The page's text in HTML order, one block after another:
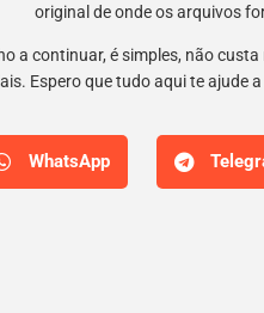
original de onde os arquivos
a continuar, é simples, não
Espero que tudo aqui te ajude
WhatsApp